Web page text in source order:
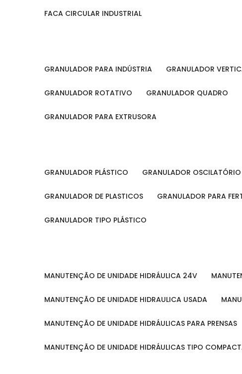
FACA CIRCULAR INDUSTRIAL
GRANULADOR PARA INDÚSTRIA GRANULADOR
GRANULADOR ROTATIVO GRANULADOR QUADRO
GRANULADOR PARA EXTRUSORA
GRANULADOR PLÁSTICO GRANULADOR OSCILATÓRIO
GRANULADOR DE PLASTICOS GRANULADOR PARA
GRANULADOR TIPO PLÁSTICO
MANUTENÇÃO DE UNIDADE HIDRÁULICA 24V
MANUTENÇÃO DE UNIDADE HIDRAULICA USADA
MANUTENÇÃO DE UNIDADE HIDRÁULICAS PARA PRENSAS
MANUTENÇÃO DE UNIDADE HIDRÁULICAS TIPO